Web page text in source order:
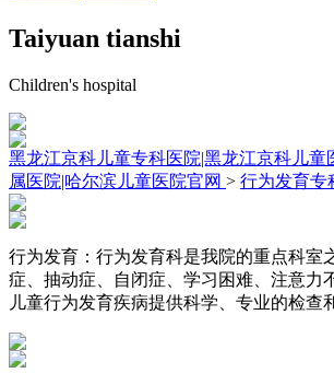
Taiyuan tianshi
Children's hospital
黑龙江京科儿童专科医院|黑龙江京科儿童
属医院|哈尔滨儿童医院官网 > 行为发育专
行为发育： 行为发育科是我院的重点科室
症、抽动症、自闭症、学习困难、注意力
儿童行为发育疾病提供科学、专业的检查